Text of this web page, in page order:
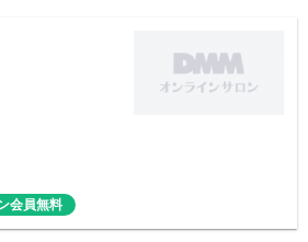
会員無料